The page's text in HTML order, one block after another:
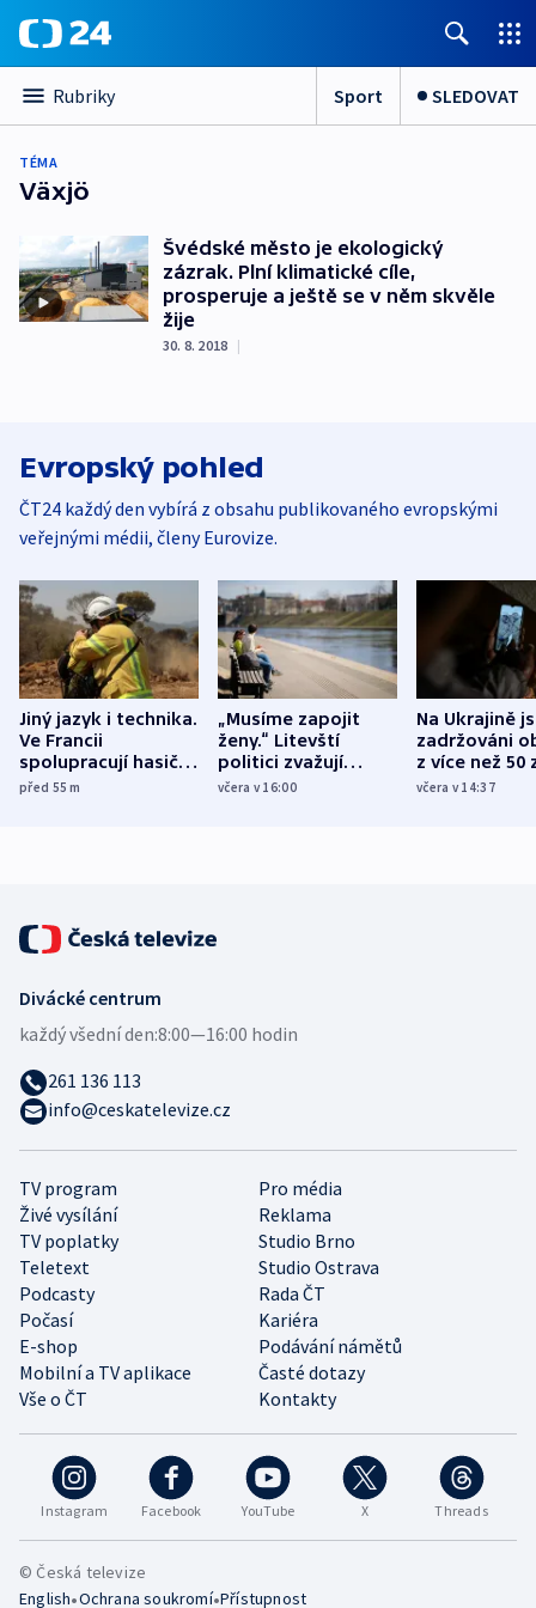
Rubriky Sport SLEDOVAT
TÉMA
Växjö
Švédské město je ekologický
zázrak. Plní klimatické cíle,
prosperuje a ještě se v něm skvěle
žije
30. 8. 2018 |
Evropský pohled
ČT24 každý den vybírá z obsahu publikovaného evropskými
veřejnými médii, členy Eurovize.
Jiný jazyk i technika.
Ve Francii
spolupracují hasiči z
různých zemí
před 55m
„Musíme zapojit
ženy.“ Litevští
politici zvažují
dohodu o
včera v 16:00
Na Ukrajině
zadržováni
z více než 50
Bojovali na
včera v 14:37
Instagram Facebook YouTube X Threads
TV program
Pro média
Živé vysílání
Reklama
TV poplatky
Studio Brno
Teletext
Studio Ostrava
Podcasty
Rada ČT
Počasí
Kariéra
E-shop
Podávání námětů
Mobilní a TV aplikace
Časté dotazy
Vše o ČT
Kontakty
Divácké centrum
každý všední den:8:00—16:00 hodin
261 136 113
info@ceskatelevize.cz
© Česká televize
English•Ochrana soukromí•Přístupnost